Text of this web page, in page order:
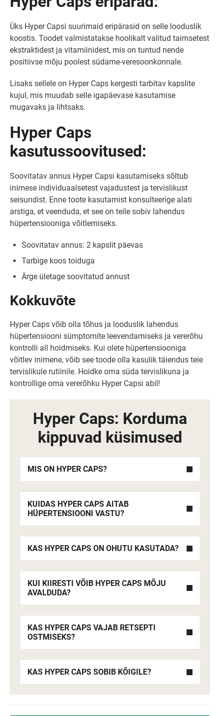
Üks Hyper Capsi suurimaid eripärasid on selle looduslik
koostis. Toodet valmistatakse hoolikalt valitud taimsetest
ekstraktidest ja vitamiinidest, mis on tuntud nende
positiivse mõju poolest südame-veresoonkonnale.
Lisaks sellele on Hyper Caps kergesti tarbitav kapslite
kujul, mis muudab selle igapäevase kasutamise
mugavaks ja lihtsaks.
Hyper Caps
kasutussoovitused:
Soovitatav annus Hyper Capsi kasutamiseks sõltub
inimese individuaalsetest vajadustest ja tervislikust
seisundist. Enne toote kasutamist konsulteerige alati
arstiga, et veenduda, et see on teile sobiv lahendus
hüpertensiooniga võitlemiseks.
Soovitatav annus: 2 kapslit päevas
Tarbige koos toiduga
Ärge ületage soovitatud annust
Kokkuvõte
Hyper Caps võib olla tõhus ja looduslik lahendus
hüpertensiooni sümptomite leevendamiseks ja vererõhu
kontrolli all hoidmiseks. Kui olete hüpertensiooniga
võitlev inimene, võib see toode olla kasulik täiendus teie
tervislikule rutiinile. Hoidke oma süda tervislikuna ja
kontrollige oma vererõhku Hyper Capsi abil!
Hyper Caps: Korduma
kippuvad küsimused
MIS ON HYPER CAPS?
KUIDAS HYPER CAPS AITAB
HÜPERTENSIOONI VASTU?
KAS HYPER CAPS ON OHUTU KASUTADA?
KUI KIIRESTI VÕIB HYPER CAPS MÕJU
AVALDUDA?
KAS HYPER CAPS VAJAB RETSEPTI
OSTMISEKS?
KAS HYPER CAPS SOBIB KÕIGILE?